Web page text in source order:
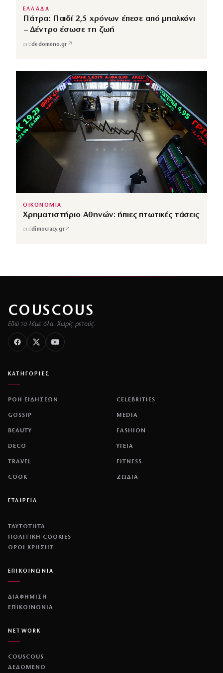
ΕΛΛΑΔΑ
Πάτρα: Παιδί 2,5 χρόνων έπεσε από μπαλκόνι
– Δέντρο έσωσε τη ζωή
απόdedomeno.gr ↗
ΟΙΚΟΝΟΜΙΑ
Χρηματιστήριο Αθηνών: ήπιες πτωτικές τάσεις
απόdimocracy.gr↗
COUSCOUS
Εδώ τα λέμε όλα. Χωρίς ρετούς.
ΚΑΤΗΓΟΡΙΕΣ
ΡΟΗ ΕΙΔΗΣΕΩΝ CELEBRITIES
GOSSIP MEDIA
BEAUTY FASHION
DECO ΥΓΕΙΑ
TRAVEL FITNESS
COOK ΖΩΔΙΑ
ΕΤΑΙΡΕΙΑ
ΤΑΥΤΟΤΗΤΑ
ΠΟΛΙΤΙΚΉ COOKIES
ΌΡΟΙ ΧΡΉΣΗΣ
ΕΠΙΚΟΙΝΩΝΙΑ
ΔΙΑΦΗΜΙΣΗ
ΕΠΙΚΟΙΝΩΝΙΑ
NETWORK
COUSCOUS
ΔΕΔΟΜΕΝΟ